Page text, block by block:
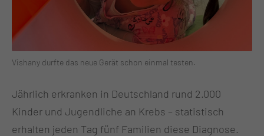
Vishany durfte das neue Gerät schon einmal testen.
Jährlich erkranken in Deutschland rund 2.000
Kinder und Jugendliche an Krebs – statistisch
erhalten jeden Tag fünf Familien diese Diagnose.